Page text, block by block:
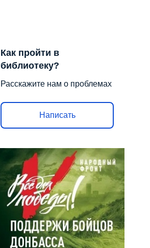
Как пройти в
библиотеку?
Расскажите нам о проблемах
Написать